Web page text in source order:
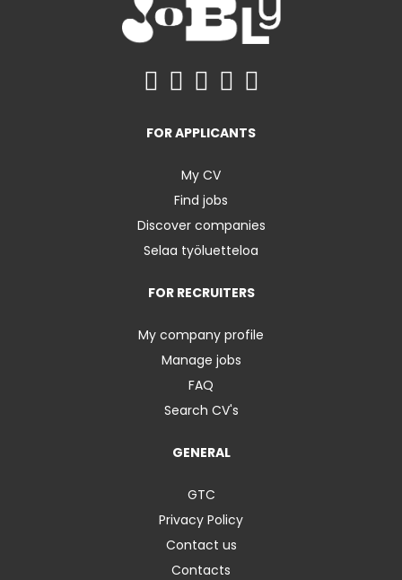
FOR APPLICANTS
My CV
Find jobs
Discover companies
Selaa työluetteloa
FOR RECRUITERS
My company profile
Manage jobs
FAQ
Search CV's
GENERAL
GTC
Privacy Policy
Contact us
Contacts